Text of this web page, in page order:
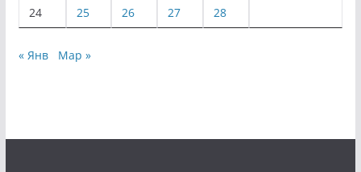
24 25 26 27 28
« Янв Мар »